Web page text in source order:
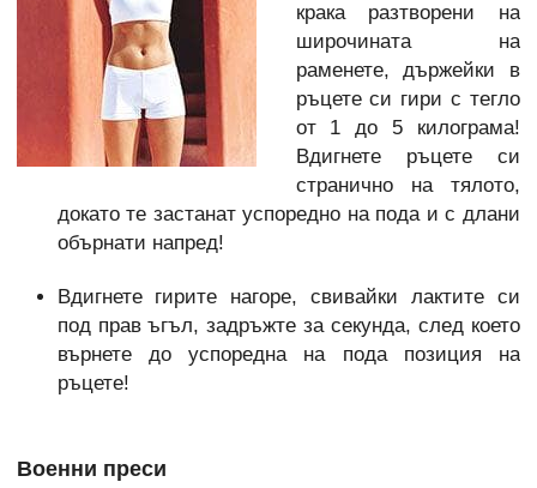
крака разтворени на
широчината на
раменете, държейки в
ръцете си гири с тегло
от 1 до 5 килограма!
Вдигнете ръцете си
странично на тялото,
докато те застанат успоредно на пода и с длани
обърнати напред!
Вдигнете гирите нагоре, свивайки лактите си
под прав ъгъл, задръжте за секунда, след което
върнете до успоредна на пода позиция на
ръцете!
Военни преси